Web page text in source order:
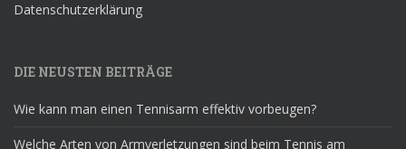
Datenschutzerklärung
DIE NEUSTEN BEITRÄGE
Wie kann man einen Tennisarm effektiv vorbeugen?
Welche Arten von Armverletzungen sind beim Tennis am